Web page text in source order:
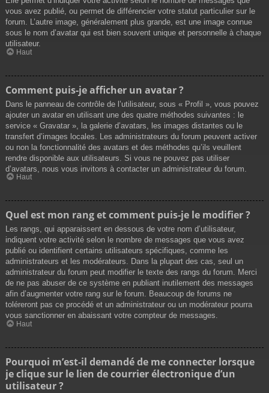
vous avez publié, ou permet de différencier votre statut particulier sur le
forum. L’autre image, généralement plus grande, est une image connue
sous le nom d’avatar qui est bien souvent unique et personnelle à chaque
utilisateur.
Haut
Comment puis-je afficher un avatar ?
Dans le panneau de contrôle de l’utilisateur, sous « Profil », vous pouvez
ajouter un avatar en utilisant une des quatre méthodes suivantes : le
service « Gravatar », la galerie d’avatars, les images distantes ou le
transfert d’images locales. Les administrateurs du forum peuvent activer
ou non la fonctionnalité des avatars et des méthodes qu’ils veuillent
rendre disponible aux utilisateurs. Si vous ne pouvez pas utiliser
d’avatars, nous vous invitons à contacter un administrateur du forum.
Haut
Quel est mon rang et comment puis-je le modifier ?
Les rangs, qui apparaissent en dessous de votre nom d’utilisateur,
indiquent votre activité selon le nombre de messages que vous avez
publié ou identifient certains utilisateurs spécifiques, comme les
administrateurs et les modérateurs. Dans la plupart des cas, seul un
administrateur du forum peut modifier le texte des rangs du forum. Merci
de ne pas abuser de ce système en publiant inutilement des messages
afin d’augmenter votre rang sur le forum. Beaucoup de forums ne
toléreront pas ce procédé et un administrateur ou un modérateur pourra
vous sanctionner en abaissant votre compteur de messages.
Haut
Pourquoi m’est-il demandé de me connecter lorsque
je clique sur le lien de courrier électronique d’un
utilisateur ?